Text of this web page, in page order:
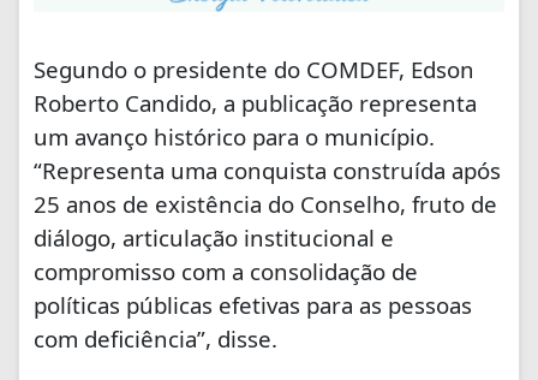
Segundo o presidente do COMDEF, Edson
Roberto Candido, a publicação representa
um avanço histórico para o município.
“Representa uma conquista construída após
25 anos de existência do Conselho, fruto de
diálogo, articulação institucional e
compromisso com a consolidação de
políticas públicas efetivas para as pessoas
com deficiência”, disse.